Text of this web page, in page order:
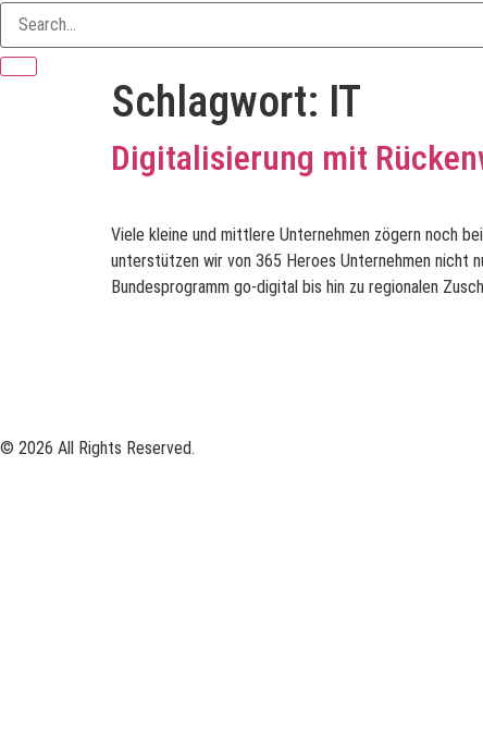
Schlagwort: IT
Digitalisierung mit
Viele kleine und mittlere Unternehmen zögern noch
unterstützen wir von 365 Heroes Unternehmen nicht
Bundesprogramm go-digital bis hin zu regionalen
© 2026 All Rights Reserved.